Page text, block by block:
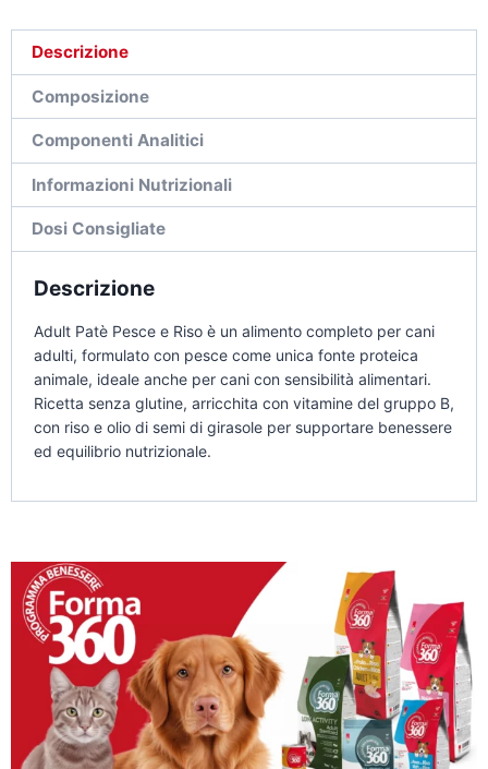
Descrizione
Composizione
Componenti Analitici
Informazioni Nutrizionali
Dosi Consigliate
Descrizione
Adult Patè Pesce e Riso è un alimento completo per cani
adulti, formulato con pesce come unica fonte proteica
animale, ideale anche per cani con sensibilità alimentari.
Ricetta senza glutine, arricchita con vitamine del gruppo B,
con riso e olio di semi di girasole per supportare benessere
ed equilibrio nutrizionale.